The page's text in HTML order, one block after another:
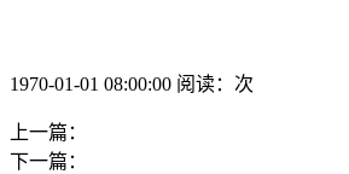
1970-01-01 08:00:00 阅读：次
上一篇：
下一篇：